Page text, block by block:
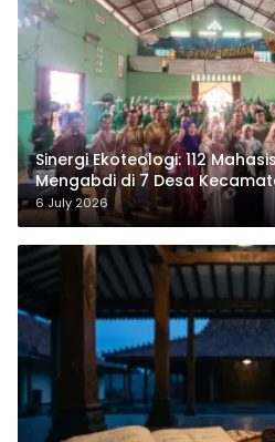
‎Sinergi Ekoteologi: 112
Mengabdi di 7 Desa
6 July 2026